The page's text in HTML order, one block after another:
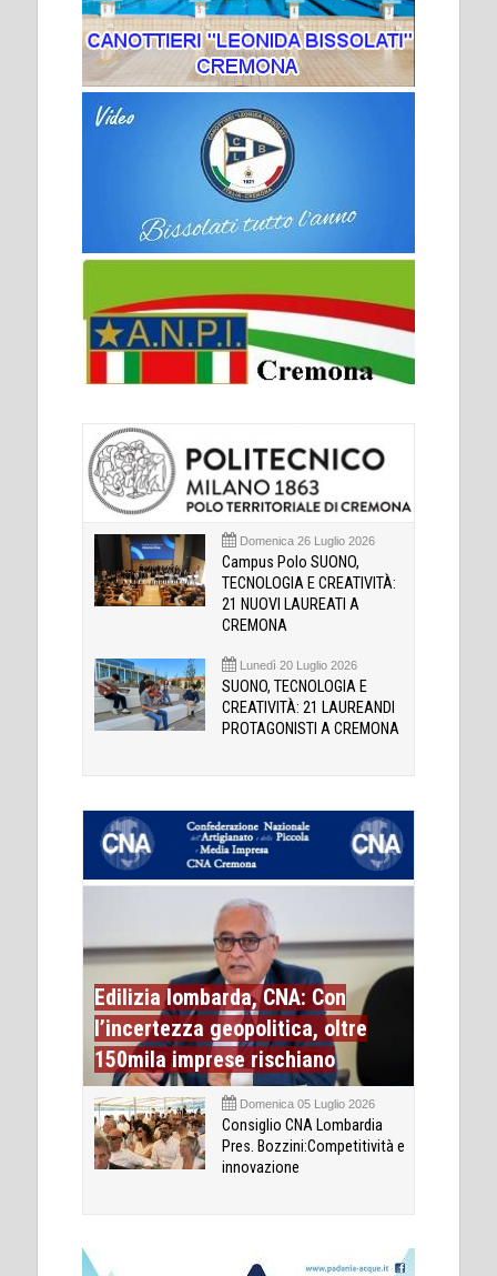
Domenica 26 Luglio 2026
Campus Polo SUONO,
TECNOLOGIA E CREATIVITÀ:
21 NUOVI LAUREATI A
CREMONA
Lunedì 20 Luglio 2026
SUONO, TECNOLOGIA E
CREATIVITÀ: 21 LAUREANDI
PROTAGONISTI A CREMONA
Edilizia lombarda, CNA: Con
l’incertezza geopolitica, oltre
150mila imprese rischiano
Domenica 05 Luglio 2026
Consiglio CNA Lombardia
Pres. Bozzini:Competitività e
innovazione